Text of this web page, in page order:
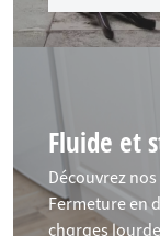
Fluide et
Découvrez
Fermeture en
charges